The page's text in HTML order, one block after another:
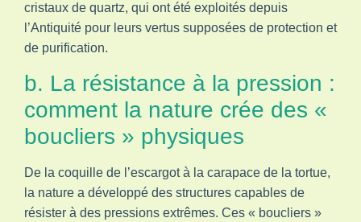
cristaux de quartz, qui ont été exploités depuis
l’Antiquité pour leurs vertus supposées de protection et
de purification.
b. La résistance à la pression :
comment la nature crée des «
boucliers » physiques
De la coquille de l’escargot à la carapace de la tortue,
la nature a développé des structures capables de
résister à des pressions extrêmes. Ces « boucliers »